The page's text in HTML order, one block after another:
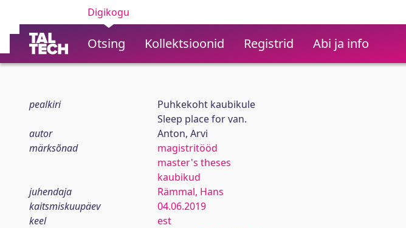
Digikogu
Otsing Kollektsioonid Registrid Abi ja info
pealkiri
Puhkekoht kaubikule
Sleep place for van.
autor
Anton, Arvi
märksõnad
magistritööd
master's theses
kaubikud
juhendaja
Rämmal, Hans
kaitsmiskuupäev
04.06.2019
keel
est